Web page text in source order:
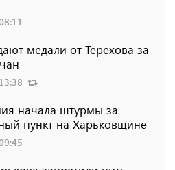
медали от Терехова за
начала штурмы за
пункт на Харьковщине